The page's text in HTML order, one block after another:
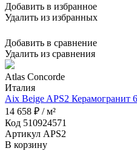
Добавить в избранное
Удалить из избранных
Добавить в сравнение
Удалить из сравнения
Atlas Concorde
Италия
Aix Beige APS2 Керамогранит
14 658 ₽ / м²
Код 510924571
Артикул APS2
В корзину